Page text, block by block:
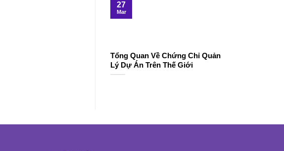
Tổng Quan Về Chứng Chỉ Quản
Lý Dự Án Trên Thế Giới
27
Mar